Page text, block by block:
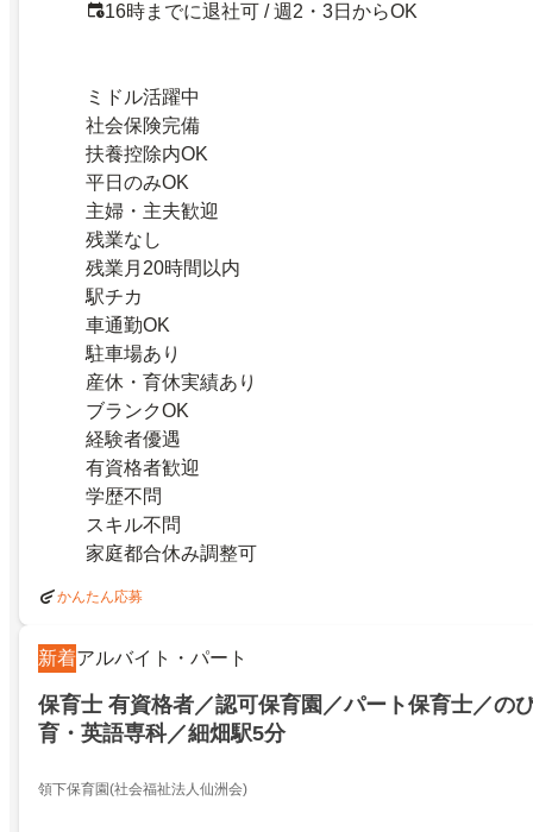
16時までに退社可 / 週2・3日からOK
ミドル活躍中
社会保険完備
扶養控除内OK
平日のみOK
主婦・主夫歓迎
残業なし
残業月20時間以内
駅チカ
車通勤OK
駐車場あり
産休・育休実績あり
ブランクOK
経験者優遇
有資格者歓迎
学歴不問
スキル不問
家庭都合休み調整可
かんたん応募
新着アルバイト・パート
保育士 有資格者／認可保育園／パート保育士／の
育・英語専科／細畑駅5分
領下保育園(社会福祉法人仙洲会)